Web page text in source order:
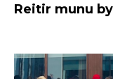
Reitir munu